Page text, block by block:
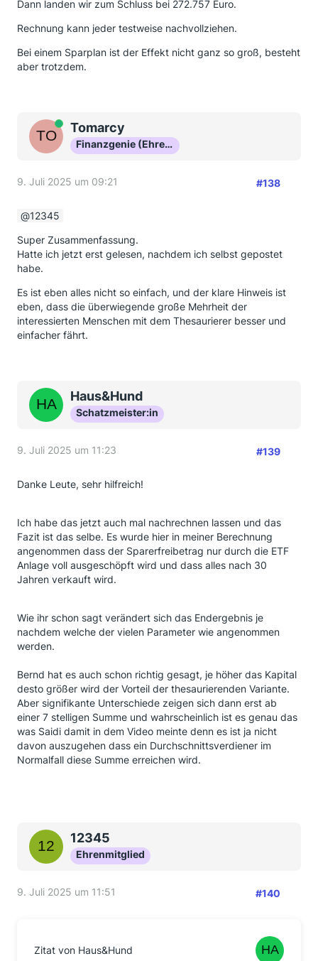
Dann landen wir zum Schluss bei 272.757 Euro.
Rechnung kann jeder testweise nachvollziehen.
Bei einem Sparplan ist der Effekt nicht ganz so groß, besteht
aber trotzdem.
OnlineTomarcy
Finanzgenie (Ehrenmitglied)
9. Juli 2025 um 09:21 #138
12345
Super Zusammenfassung.
Hatte ich jetzt erst gelesen, nachdem ich selbst gepostet
habe.
Es ist eben alles nicht so einfach, und der klare Hinweis ist
eben, dass die überwiegende große Mehrheit der
interessierten Menschen mit dem Thesaurierer besser und
einfacher fährt.
Haus&Hund
Schatzmeister:in
9. Juli 2025 um 11:23 #139
Danke Leute, sehr hilfreich!
Ich habe das jetzt auch mal nachrechnen lassen und das
Fazit ist das selbe. Es wurde hier in meiner Berechnung
angenommen dass der Sparerfreibetrag nur durch die ETF
Anlage voll ausgeschöpft wird und dass alles nach 30
Jahren verkauft wird.
Wie ihr schon sagt verändert sich das Endergebnis je
nachdem welche der vielen Parameter wie angenommen
werden.
Bernd hat es auch schon richtig gesagt, je höher das Kapital
desto größer wird der Vorteil der thesaurierenden Variante.
Aber signifikante Unterschiede zeigen sich dann erst ab
einer 7 stelligen Summe und wahrscheinlich ist es genau das
was Saidi damit in dem Video meinte denn es ist ja nicht
davon auszugehen dass ein Durchschnittsverdiener im
Normalfall diese Summe erreichen wird.
12345
Ehrenmitglied
9. Juli 2025 um 11:51 #140
Zitat von Haus&Hund